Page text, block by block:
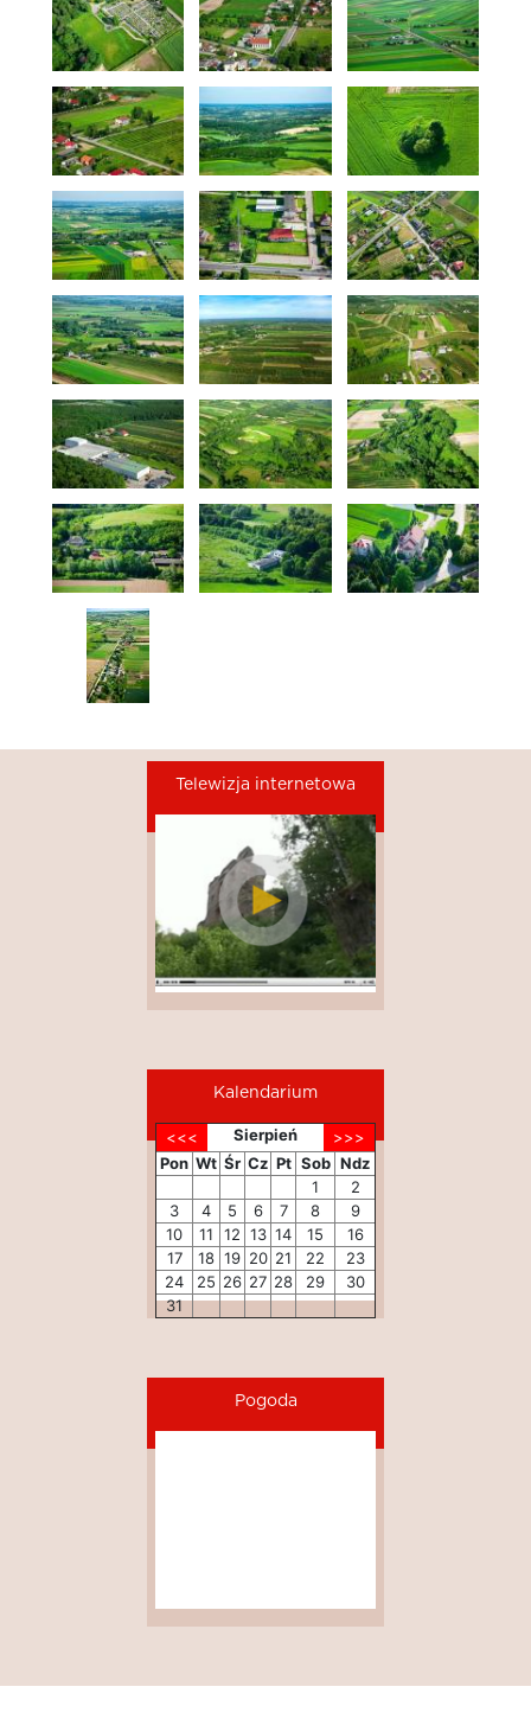
Telewizja internetowa
Kalendarium
Sierpień
Pon Wt Śr Cz Pt Sob Ndz
1
2
3
4 5 6 7 8
9
10
11 12 13 14 15
16
17
18 19 20 21 22
23
24
25 26 27 28 29
30
31
Pogoda